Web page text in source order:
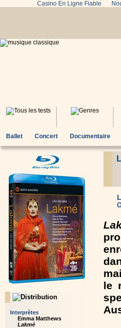
Casino En Ligne Fiable
Ballet Concert Documentaire
Interprètes
Emma Matthews
Lakmé
le